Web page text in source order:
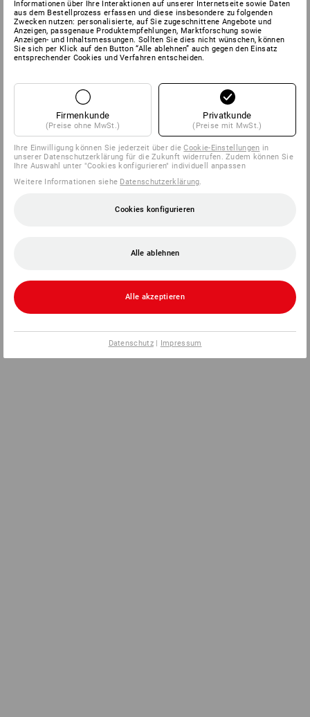
Informationen über Ihre Interaktionen auf unserer Internetseite sowie Daten
aus dem Bestellprozess erfassen und diese insbesondere zu folgenden
Zwecken nutzen: personalisierte, auf Sie zugeschnittene Angebote und
Anzeigen, passgenaue Produktempfehlungen, Marktforschung sowie
Anzeigen- und Inhaltsmessungen. Sollten Sie dies nicht wünschen, können
Sie sich per Klick auf den Button “Alle ablehnen” auch gegen den Einsatz
entsprechender Cookies und Verfahren entscheiden.
Firmenkunde
(Preise ohne MwSt.)
Privatkunde
(Preise mit MwSt.)
Ihre Einwilligung können Sie jederzeit über dieCookie-Einstellungen in
unserer Datenschutzerklärung für die Zukunft widerrufen. Zudem können Sie
Ihre Auswahl unter "Cookies konfigurieren" individuell anpassen
Weitere Informationen siehe Datenschutzerklärung
Cookies konfigurieren
Alle ablehnen
Alle akzeptieren
Datenschutz| Impressum